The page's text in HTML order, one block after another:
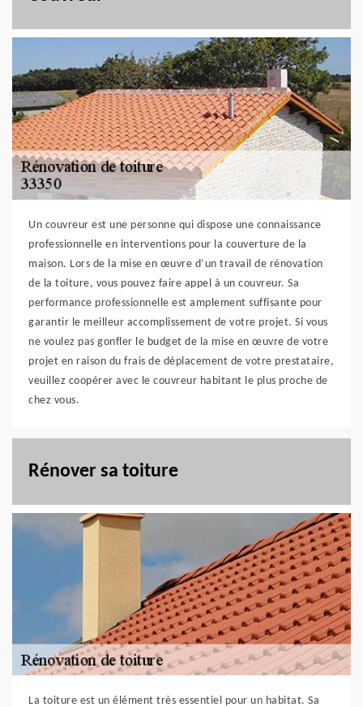
Un couvreur est une personne qui dispose une connaissance
professionnelle en interventions pour la couverture de la
maison. Lors de la mise en œuvre d’un travail de rénovation
de la toiture, vous pouvez faire appel à un couvreur. Sa
performance professionnelle est amplement suffisante pour
garantir le meilleur accomplissement de votre projet. Si vous
ne voulez pas gonfler le budget de la mise en œuvre de votre
projet en raison du frais de déplacement de votre prestataire,
veuillez coopérer avec le couvreur habitant le plus proche de
chez vous.
Rénover sa toiture
La toiture est un élément très essentiel pour un habitat. Sa